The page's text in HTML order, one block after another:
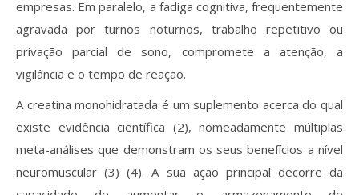
empresas. Em paralelo, a fadiga cognitiva, frequentemente
agravada por turnos noturnos, trabalho repetitivo ou
privação parcial de sono, compromete a atenção, a
vigilância e o tempo de reação.
A creatina monohidratada é um suplemento acerca do qual
existe evidência científica (2), nomeadamente múltiplas
meta-análises que demonstram os seus benefícios a nível
neuromuscular (3) (4). A sua ação principal decorre da